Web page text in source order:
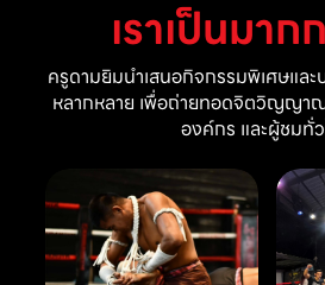
เราเป็นมา
ครูดามยิมนำเสนอกิจกรรมพิเศษแล
หลากหลาย เพื่อถ่ายทอดจิตวิญญา
องค์กร และผู้ชมทั่